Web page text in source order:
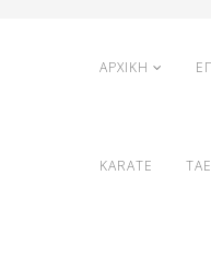
ΑΡΧΙΚΗ
KARATE